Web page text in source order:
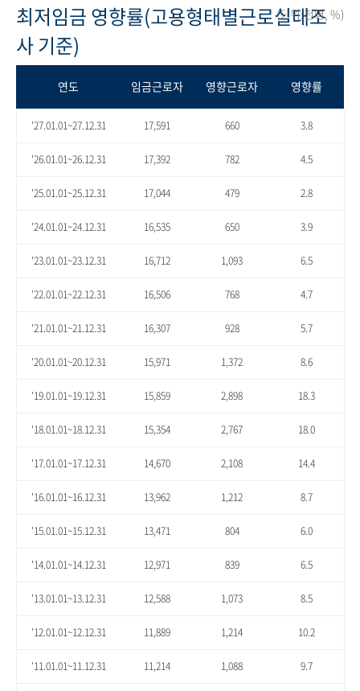
최저임금 영향률(고용형태별근로실태조
사 기준)
(단위:천명, %)
연도 임금근로자 영향근로자 영향률
'27.01.01~27.12.31 17,591 660 3.8
'26.01.01~26.12.31 17,392 782 4.5
'25.01.01~25.12.31 17,044 479 2.8
'24.01.01~24.12.31 16,535 650 3.9
'23.01.01~23.12.31 16,712 1,093 6.5
'22.01.01~22.12.31 16,506 768 4.7
'21.01.01~21.12.31 16,307 928 5.7
'20.01.01~20.12.31 15,971 1,372 8.6
'19.01.01~19.12.31 15,859 2,898 18.3
'18.01.01~18.12.31 15,354 2,767 18.0
'17.01.01~17.12.31 14,670 2,108 14.4
'16.01.01~16.12.31 13,962 1,212 8.7
'15.01.01~15.12.31 13,471 804 6.0
'14.01.01~14.12.31 12,971 839 6.5
'13.01.01~13.12.31 12,588 1,073 8.5
'12.01.01~12.12.31 11,889 1,214 10.2
'11.01.01~11.12.31 11,214 1,088 9.7